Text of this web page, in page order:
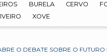
BURELA CERVO
XOVE
O DEBATE SOBRE O